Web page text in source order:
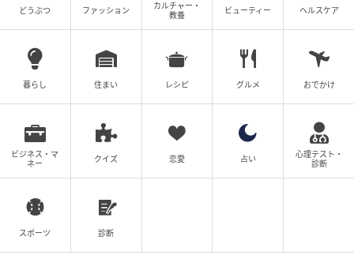
どうぶつ ファッション
カルチャー・
教養
ビューティー ヘルスケア
暮らし 住まい レシピ グルメ おでかけ
ビジネス・マ
ネー
クイズ 恋愛 占い
心理テスト・
診断
スポーツ 診断